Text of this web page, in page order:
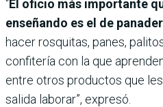
“El oficio más importante
enseñando es el de
hacer rosquitas, panes,
confitería con la que
entre otros productos que
salida laborar”, expresó.